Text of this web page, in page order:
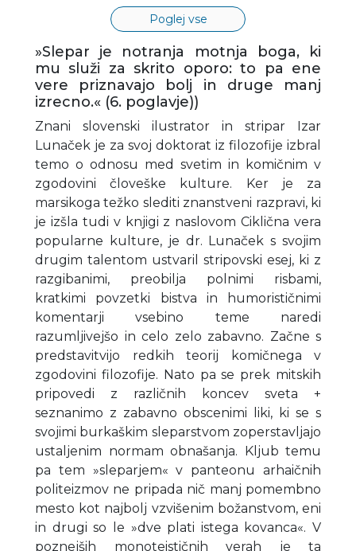
Poglej vse
»Slepar je notranja motnja boga, ki
mu služi za skrito oporo: to pa ene
vere priznavajo bolj in druge manj
izrecno.« (6. poglavje))
Znani slovenski ilustrator in stripar Izar
Lunaček je za svoj doktorat iz filozofije izbral
temo o odnosu med svetim in komičnim v
zgodovini človeške kulture. Ker je za
marsikoga težko slediti znanstveni razpravi, ki
je izšla tudi v knjigi z naslovom Ciklična vera
popularne kulture, je dr. Lunaček s svojim
drugim talentom ustvaril stripovski esej, ki z
razgibanimi, preobilja polnimi risbami,
kratkimi povzetki bistva in humorističnimi
komentarji vsebino teme naredi
razumljivejšo in celo zelo zabavno. Začne s
predstavitvijo redkih teorij komičnega v
zgodovini filozofije. Nato pa se prek mitskih
pripovedi z različnih koncev sveta +
seznanimo z zabavno obscenimi liki, ki se s
svojimi burkaškim sleparstvom zoperstavljajo
ustaljenim normam obnašanja. Kljub temu
pa tem »sleparjem« v panteonu arhaičnih
politeizmov ne pripada nič manj pomembno
mesto kot najbolj vzvišenim božanstvom, eni
in drugi so le »dve plati istega kovanca«. V
poznejših monoteističnih verah je ta